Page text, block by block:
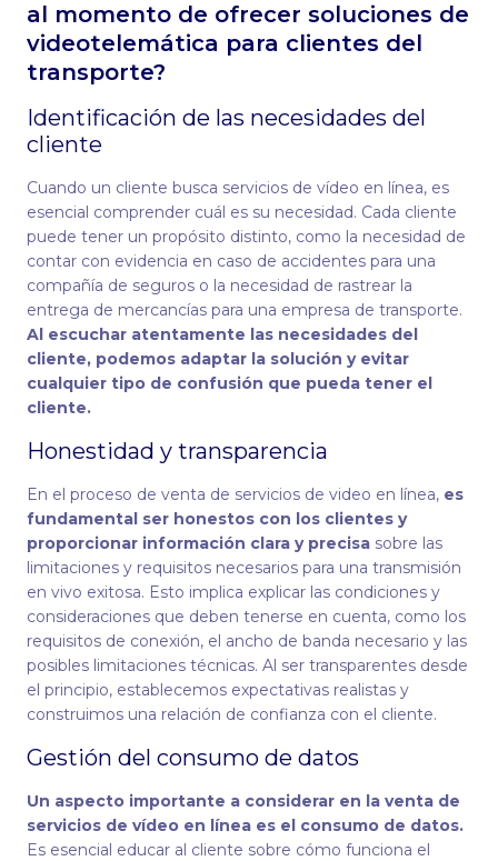
al momento de ofrecer soluciones de
videotelemática para clientes del
transporte?
Identificación de las necesidades del
cliente
Cuando un cliente busca servicios de vídeo en línea, es
esencial comprender cuál es su necesidad. Cada cliente
puede tener un propósito distinto, como la necesidad de
contar con evidencia en caso de accidentes para una
compañía de seguros o la necesidad de rastrear la
entrega de mercancías para una empresa de transporte.
Al escuchar atentamente las necesidades del
cliente, podemos adaptar la solución y evitar
cualquier tipo de confusión que pueda tener el
cliente.
Honestidad y transparencia
En el proceso de venta de servicios de video en línea, es
fundamental ser honestos con los clientes y
proporcionar información clara y precisa sobre las
limitaciones y requisitos necesarios para una transmisión
en vivo exitosa. Esto implica explicar las condiciones y
consideraciones que deben tenerse en cuenta, como los
requisitos de conexión, el ancho de banda necesario y las
posibles limitaciones técnicas. Al ser transparentes desde
el principio, establecemos expectativas realistas y
construimos una relación de confianza con el cliente.
Gestión del consumo de datos
Un aspecto importante a considerar en la venta de
servicios de vídeo en línea es el consumo de datos.
Es esencial educar al cliente sobre cómo funciona el